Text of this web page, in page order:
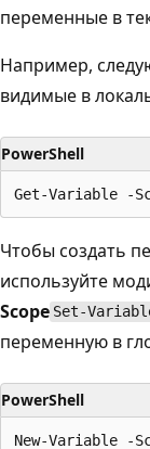
переменные в
Например,
видимые в
PowerShell
Чтобы создать
используйте
Scope Set-
переменную в
PowerShell